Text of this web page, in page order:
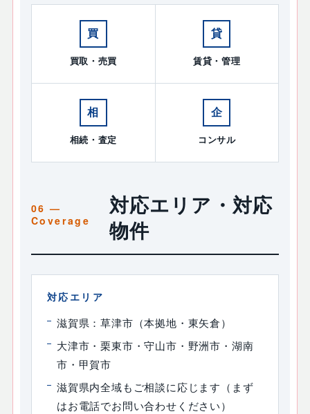
買
買取・売買
貸
賃貸・管理
相
相続・査定
企
コンサル
対応エリア・対応
物件
対応エリア
滋賀県：草津市（本拠地・東矢倉）
大津市・栗東市・守山市・野洲市・湖南
市・甲賀市
滋賀県内全域もご相談に応じます（まず
はお電話でお問い合わせください）